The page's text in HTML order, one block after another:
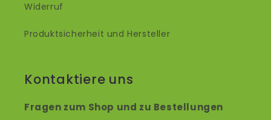
Widerruf
Produktsicherheit und Hersteller
Kontaktiere uns
Fragen zum Shop und zu Bestellungen